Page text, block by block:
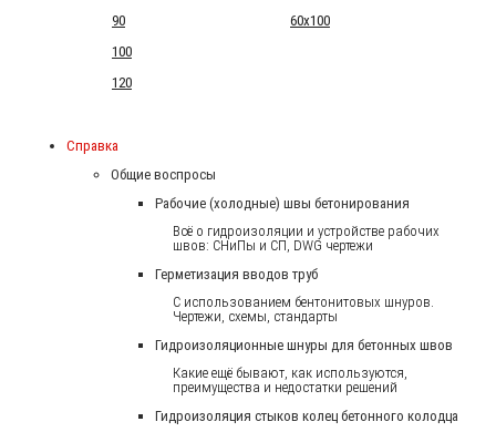
90
60x100
100
120
Справка
Общие воспросы
Рабочие (холодные) швы бетонирования
Всё о гидроизоляции и устройстве рабочих
швов: СНиПы и СП, DWG чертежи
Герметизация вводов труб
С использованием бентонитовых шнуров.
Чертежи, схемы, стандарты
Гидроизоляционные шнуры для бетонных швов
Какие ещё бывают, как используются,
преимущества и недостатки решений
Гидроизоляция стыков колец бетонного колодца